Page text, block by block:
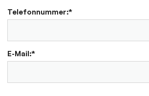
Telefonnummer:*
E-Mail:*